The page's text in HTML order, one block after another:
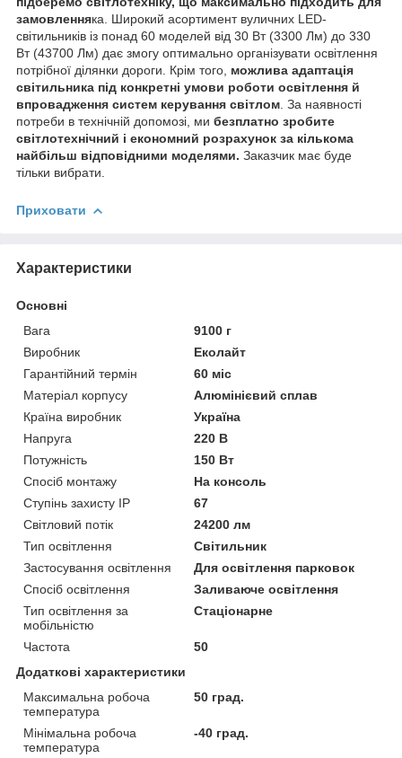
замовленняка. Широкий асортимент вуличних LED-
світильників із понад 60 моделей від 30 Вт (3300 Лм) до 330
Вт (43700 Лм) дає змогу оптимально організувати освітлення
потрібної ділянки дороги. Крім того, можлива адаптація
світильника під конкретні умови роботи освітлення й
впровадження систем керування світлом . За наявності
потреби в технічній допомозі, ми безплатно зробите
світлотехнічний і економний розрахунок за кількома
найбільш відповідними моделями. Заказчик має буде
тільки вибрати.
Приховати
Характеристики
Основні
Вага
9100 г
Виробник
Еколайт
Гарантійний термін
60 міс
Матеріал корпусу
Алюмінієвий сплав
Країна виробник
Україна
Напруга
220 В
Потужність
150 Вт
Спосіб монтажу
На консоль
Ступінь захисту IP
67
Світловий потік
24200 лм
Тип освітлення
Світильник
Застосування освітлення
Для освітлення парковок
Спосіб освітлення
Заливаюче освітлення
Тип освітлення за
мобільністю
Стаціонарне
Частота
50
Додаткові характеристики
Максимальна робоча
температура
50 град.
Мінімальна робоча
температура
-40 град.